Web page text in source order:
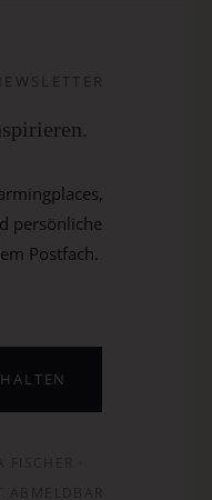
persönliche
Postfach.